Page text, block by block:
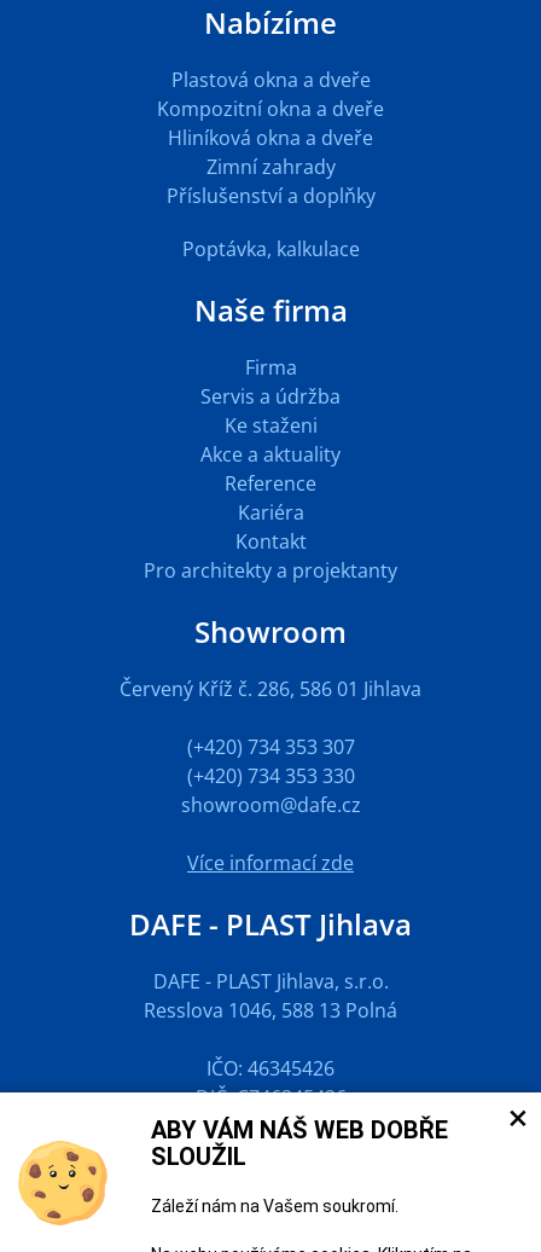
ABY VÁM NÁŠ WEB DOBŘE
SLOUŽIL
Záleží nám na Vašem soukromí.
×
Nabízíme
Plastová okna a dveře
Kompozitní okna a dveře
Hliníková okna a dveře
Zimní zahrady
Příslušenství a doplňky
Poptávka, kalkulace
Naše firma
Firma
Servis a údržba
Ke staženi
Akce a aktuality
Reference
Kariéra
Kontakt
Pro architekty a projektanty
Showroom
Červený Kříž č. 286, 586 01 Jihlava
(+420) 734 353 307
(+420) 734 353 330
showroom@dafe.cz
Více informací zde
DAFE - PLAST Jihlava
DAFE - PLAST Jihlava, s.r.o.
Resslova 1046, 588 13 Polná
IČO: 46345426
DIČ: CZ46345426
Volejte zdarma